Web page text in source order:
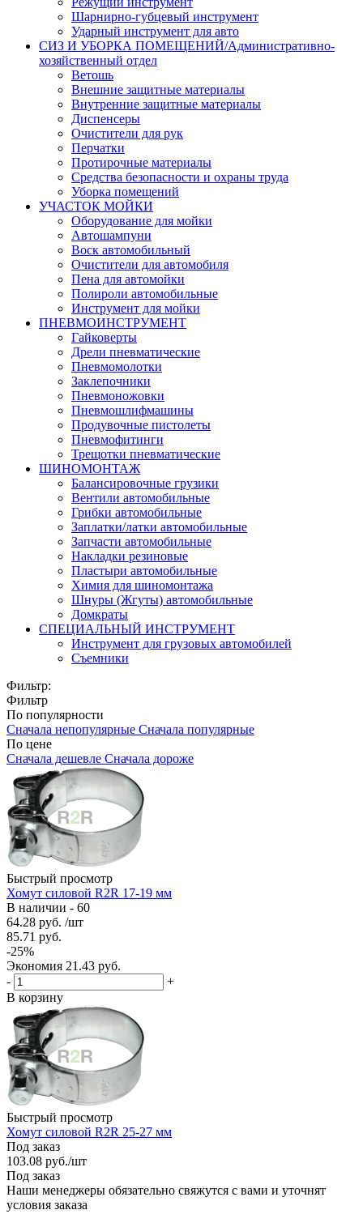
Шарнирно-губцевый инструмент
Ударный инструмент для авто
СИЗ И УБОРКА ПОМЕЩЕНИЙ/Административно-
хозяйственный отдел
Ветошь
Внешние защитные материалы
Внутренние защитные материалы
Диспенсеры
Очистители для рук
Перчатки
Протирочные материалы
Средства безопасности и охраны труда
Уборка помещений
УЧАСТОК МОЙКИ
Оборудование для мойки
Автошампуни
Воск автомобильный
Очистители для автомобиля
Пена для автомойки
Полироли автомобильные
Инструмент для мойки
ПНЕВМОИНСТРУМЕНТ
Гайковерты
Дрели пневматические
Пневмомолотки
Заклепочники
Пневмоножовки
Пневмошлифмашины
Продувочные пистолеты
Пневмофитинги
Трещотки пневматические
ШИНОМОНТАЖ
Балансировочные грузики
Вентили автомобильные
Грибки автомобильные
Заплатки/латки автомобильные
Запчасти автомобильные
Накладки резиновые
Пластыри автомобильные
Химия для шиномонтажа
Шнуры (Жгуты) автомобильные
Домкраты
СПЕЦИАЛЬНЫЙ ИНСТРУМЕНТ
Инструмент для грузовых автомобилей
Съемники
Фильтр:
Фильтр
По популярности
Сначала непопулярные Сначала популярные
По цене
Сначала дешевле Сначала дороже
Быстрый просмотр
Хомут силовой R2R 17-19 мм
В наличии - 60
64.28 руб. /шт
85.71 руб.
-25%
Экономия 21.43 руб.
-
+
В корзину
Быстрый просмотр
Хомут силовой R2R 25-27 мм
Под заказ
103.08 руб./шт
Под заказ
Наши менеджеры обязательно свяжутся с вами и уточнят
условия заказа